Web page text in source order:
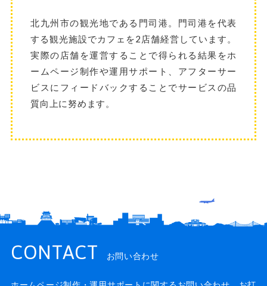
北九州市の観光地である門司港。門司港を代表
する観光施設でカフェを2店舗経営しています。
実際の店舗を運営することで得られる結果をホ
ームページ制作や運用サポート、アフターサー
ビスにフィードバックすることでサービスの品
質向上に努めます。
CONTACT お問い合わせ